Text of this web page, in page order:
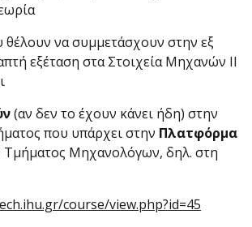
θέλουν να συμμετάσχουν στην εξ
εξέταση στα Στοιχεία Μηχανών ΙΙ
(αν δεν το έχουν κάνει ήδη) στην
που υπάρχει στην Πλατφόρμα
Τμήματος Μηχανολόγων, δηλ. στη
course/view.php?id=45